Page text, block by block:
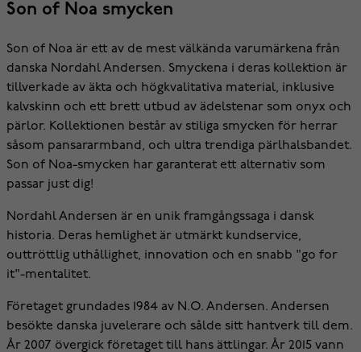
Son of Noa smycken
Son of Noa är ett av de mest välkända varumärkena från
danska Nordahl Andersen. Smyckena i deras kollektion är
tillverkade av äkta och högkvalitativa material, inklusive
kalvskinn och ett brett utbud av ädelstenar som onyx och
pärlor. Kollektionen består av stiliga smycken för herrar
såsom pansararmband, och ultra trendiga pärlhalsbandet.
Son of Noa-smycken har garanterat ett alternativ som
passar just dig!
Nordahl Andersen är en unik framgångssaga i dansk
historia. Deras hemlighet är utmärkt kundservice,
outtröttlig uthållighet, innovation och en snabb "go for
it"-mentalitet.
Företaget grundades 1984 av N.O. Andersen. Andersen
besökte danska juvelerare och sålde sitt hantverk till dem.
År 2007 övergick företaget till hans ättlingar. År 2015 vann